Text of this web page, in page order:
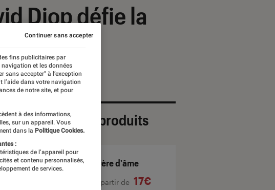
Diop défie la
Sélection de produits
Frère d'âme
À partir de 17€
fins publicitaires par
et les données
sans accepter" à l’exception
l’aide dans votre navigation
de notre site, et pour
à des informations,
sur un appareil. Vous
dans la Politique Cookies.
:
de l’appareil pour
et contenu personnalisés,
de services.
Continuer sans accepter